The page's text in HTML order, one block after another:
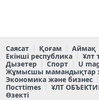
Саясат Қоғам Аймақ
Екінші республика
Ұлт
Дызетер
Спорт U
Жұмысшы мамандықтар
Экономика және бизнес
Постtimes
ҰЛТ
Өзекті